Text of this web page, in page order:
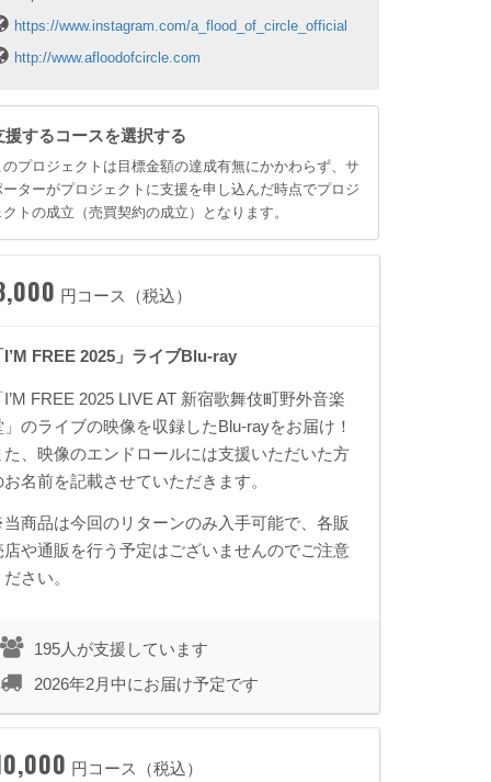
https://www.instagram.com/a_flood_of_circle_official
http://www.afloodofcircle.com
援するコースを選択する
のプロジェクトは目標金額の達成有無にかかわらず、サ
ーターがプロジェクトに支援を申し込んだ時点でプロジ
クトの成立（売買契約の成立）となります。
円コース（税込）
I’M FREE 2025」ライブBlu-ray
I’M FREE 2025 LIVE AT 新宿歌舞伎町野外音楽
」のライブの映像を収録したBlu-rayをお届け！
た、映像のエンドロールには支援いただいた方
お名前を記載させていただきます。
商品は今回のリターンのみ入手可能で、各販
店や通販を行う予定はございませんのでご注意
さい。
195人が支援しています
2026年2月中にお届け予定です
円コース（税込）